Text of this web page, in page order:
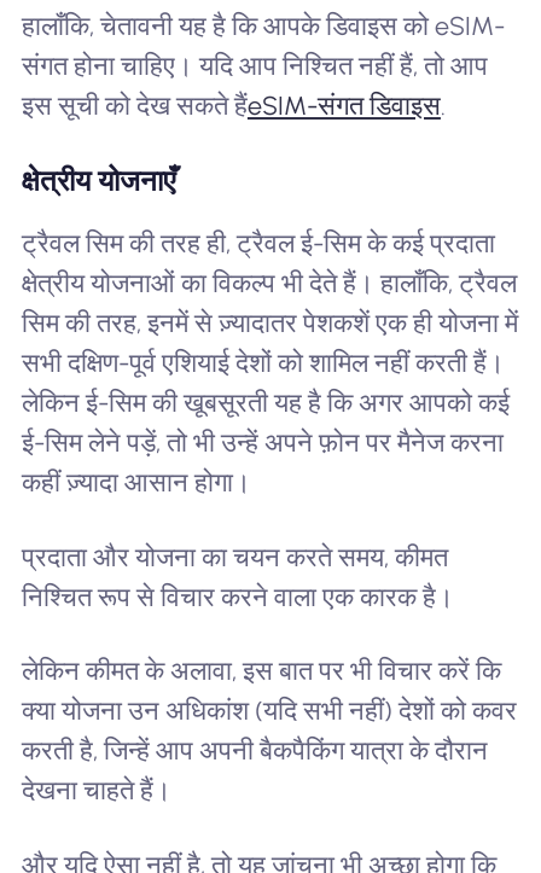
हालाँकि, चेतावनी यह है कि आपके डिवाइस को eSIM-
संगत होना चाहिए। यदि आप निश्चित नहीं हैं, तो आप
इस सूची को देख सकते हैंeSIM-संगत डिवाइस.
क्षेत्रीय योजनाएँ
ट्रैवल सिम की तरह ही, ट्रैवल ई-सिम के कई प्रदाता
क्षेत्रीय योजनाओं का विकल्प भी देते हैं। हालाँकि, ट्रैवल
सिम की तरह, इनमें से ज़्यादातर पेशकशें एक ही योजना में
सभी दक्षिण-पूर्व एशियाई देशों को शामिल नहीं करती हैं।
लेकिन ई-सिम की खूबसूरती यह है कि अगर आपको कई
ई-सिम लेने पड़ें, तो भी उन्हें अपने फ़ोन पर मैनेज करना
कहीं ज़्यादा आसान होगा।
प्रदाता और योजना का चयन करते समय, कीमत
निश्चित रूप से विचार करने वाला एक कारक है।
लेकिन कीमत के अलावा, इस बात पर भी विचार करें कि
क्या योजना उन अधिकांश (यदि सभी नहीं) देशों को कवर
करती है, जिन्हें आप अपनी बैकपैकिंग यात्रा के दौरान
देखना चाहते हैं।
और यदि ऐसा नहीं है, तो यह जांचना भी अच्छा होगा कि